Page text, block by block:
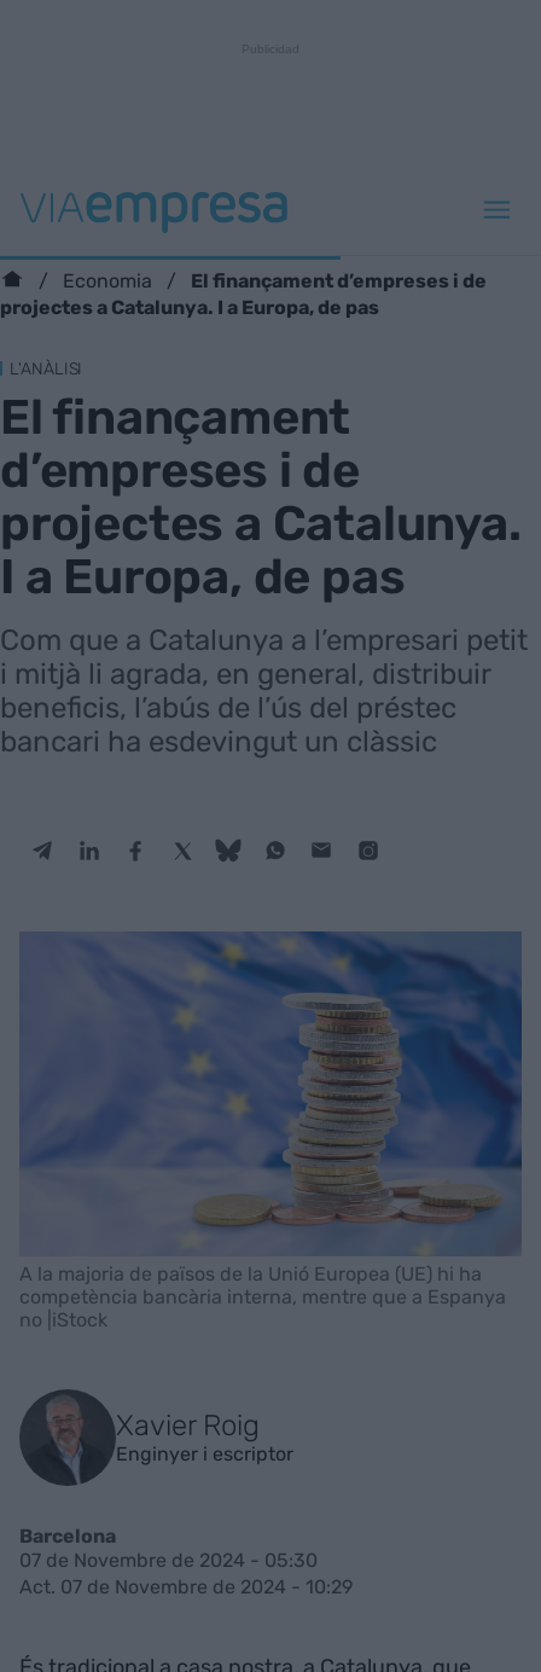
Economia
El finançament d’empreses i de
projectes a Catalunya. I a Europa, de pas
L'ANÀLISI
El finançament
d’empreses i de
projectes a Catalunya.
I a Europa, de pas
Com que a Catalunya a l’empresari petit
i mitjà li agrada, en general, distribuir
beneficis, l’abús de l’ús del préstec
bancari ha esdevingut un clàssic
A la majoria de països de la Unió Europea (UE) hi ha
competència bancària interna, mentre que a Espanya
no |iStock
Xavier Roig
Enginyer i escriptor
Barcelona
07 de Novembre de 2024 - 05:30
Act. 07 de Novembre de 2024 - 10:29